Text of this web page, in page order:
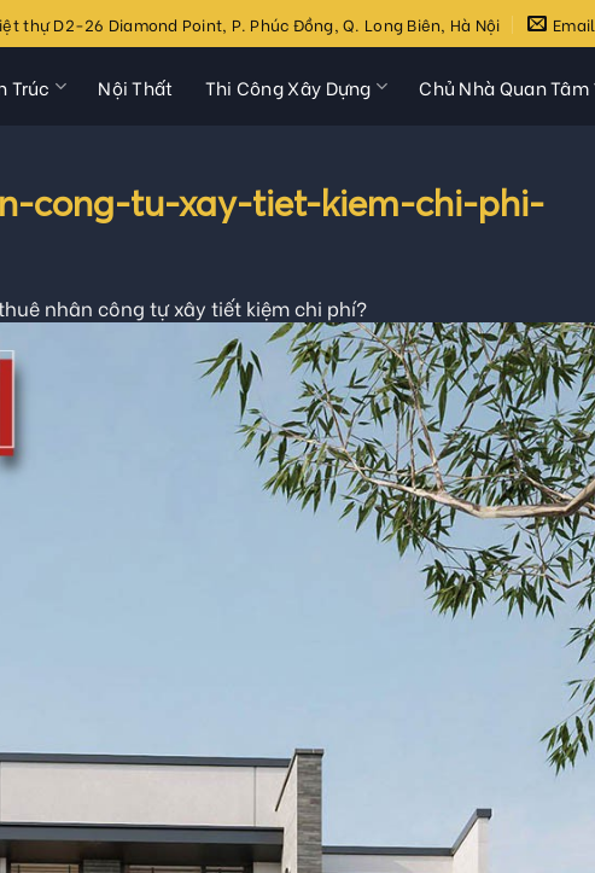
thự D2-26 Diamond Point, P. Phúc Đồng, Q. Long Biên, Hà Nội Email
Trúc Nội Thất Thi Công Xây Dựng Chủ Nhà Quan Tâm
cong-tu-xay-tiet-kiem-chi-phi-
nhân công tự xây tiết kiệm chi phí?